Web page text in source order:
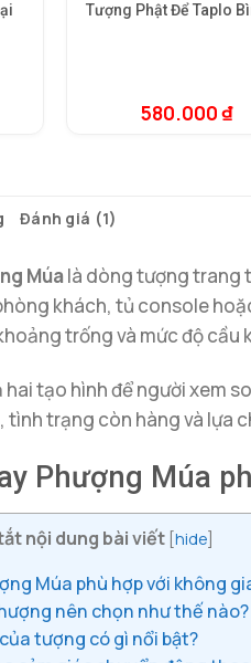
Tượng Phật Để Taplo
580.000₫
Đánh giá (1)
Múalà dòng tượng trang
khách, tủ console
trống và mức độ
tạo hình để người xem
trạng còn hàng và lựa
Phượng Múa
nội dung bài viết [hide]
Múa phù hợp với không
nên chọn như thế nào?
tượng có gì nổi bật?